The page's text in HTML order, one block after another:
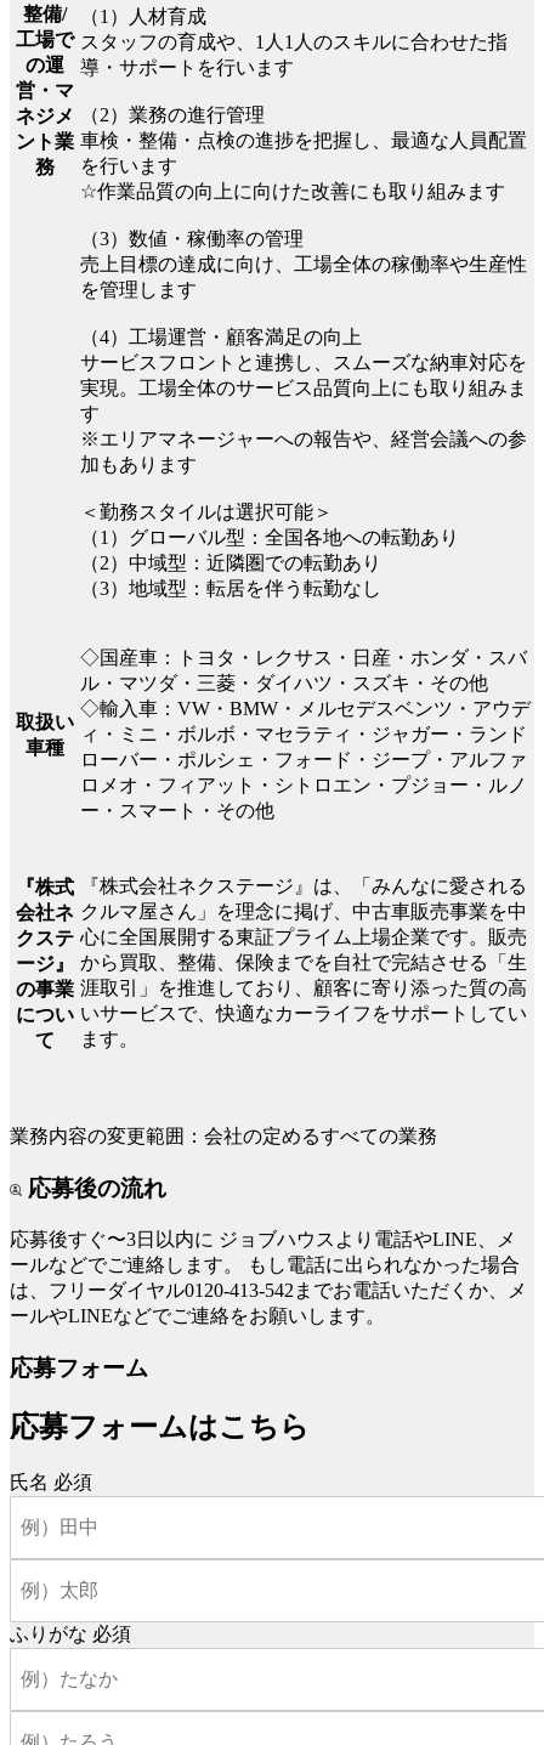
整備/
工場で
の運
営・マ
ネジメ
ント業
務
（1）人材育成
スタッフの育成や、1人1人のスキルに合わせた指
導・サポートを行います
（2）業務の進行管理
車検・整備・点検の進捗を把握し、最適な人員配置
を行います
☆作業品質の向上に向けた改善にも取り組みます
（3）数値・稼働率の管理
売上目標の達成に向け、工場全体の稼働率や生産性
を管理します
（4）工場運営・顧客満足の向上
サービスフロントと連携し、スムーズな納車対応を
実現。工場全体のサービス品質向上にも取り組みま
す
※エリアマネージャーへの報告や、経営会議への参
加もあります
＜勤務スタイルは選択可能＞
（1）グローバル型：全国各地への転勤あり
（2）中域型：近隣圏での転勤あり
（3）地域型：転居を伴う転勤なし
取扱い
車種
◇国産車：トヨタ・レクサス・日産・ホンダ・スバ
ル・マツダ・三菱・ダイハツ・スズキ・その他
◇輸入車：VW・BMW・メルセデスベンツ・アウデ
ィ・ミニ・ボルボ・マセラティ・ジャガー・ランド
ローバー・ポルシェ・フォード・ジープ・アルファ
ロメオ・フィアット・シトロエン・プジョー・ルノ
ー・スマート・その他
『株式
会社ネ
クステ
ージ』
の事業
につい
て
『株式会社ネクステージ』は、「みんなに愛される
クルマ屋さん」を理念に掲げ、中古車販売事業を中
心に全国展開する東証プライム上場企業です。販売
から買取、整備、保険までを自社で完結させる「生
涯取引」を推進しており、顧客に寄り添った質の高
いサービスで、快適なカーライフをサポートしてい
ます。
業務内容の変更範囲：会社の定めるすべての業務
応募後の流れ
応募後すぐ〜3日以内に ジョブハウスより電話やLINE、メ
ールなどでご連絡します。
もし電話に出られなかった場合
は、フリーダイヤル0120-413-542までお電話いただくか、メ
ールやLINEなどでご連絡をお願いします。
応募フォーム
応募フォームはこちら
氏名 必須
ふりがな 必須